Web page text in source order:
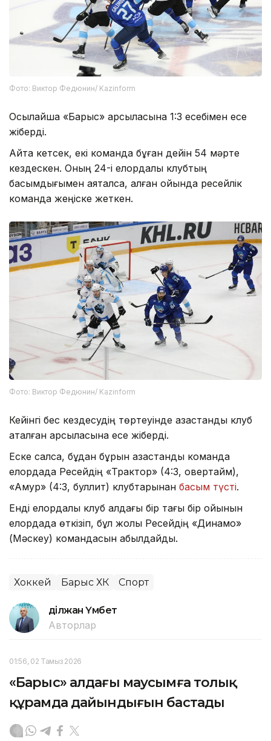
Фото: Виктор Федюнин/ Kazinform
Осылайша «Барыс» қарсыласына 1:3 есебімен есе
жіберді.
Айта кетсек, екі команда бұған дейін 54 мәрте
кездескен. Оның 24-i елордалық клубтың
басымдығымен аяқталса, қалған ойында ресейлік
команда жеңіске жеткен.
Фото: Виктор Федюнин/ Kazinform
Кейінгі бес кездесудің төртеуінде қазақстандық клуб
аталған қарсыласына есе жіберді.
Еске салсақ, бұдан бұрын қазақстандық команда
елордада Ресейдің «Трактор» (4:3, овертайм),
«Амур» (4:3, буллит) клубтарынан басым түсті.
Енді елордалық клуб алдағы бір тағы бір ойынын
елордада өткізіп, бұл жолы Ресейдің «Динамо»
(Мәскеу) командасын қабылдайды.
Хоккей Барыс ХК Спорт
Әділжан Үмбет
Авторлар
01:56, 02 Тамыз 2026
«Барыс» алдағы маусымға толық
құрамда дайындығын бастады